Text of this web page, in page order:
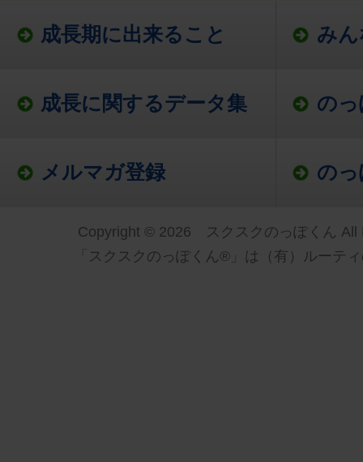
成長期に出来ること み
成長に関するデータ集 の
メルマガ登録 の
Copyright © 2026 スクスクのっぽくん All
「スクスクのっぽくん®」は（有）ルーテ